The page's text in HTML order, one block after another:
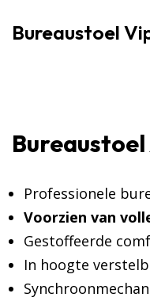
Bureaustoel
Professionele
Voorzien van
Gestoffeerde
In hoogte